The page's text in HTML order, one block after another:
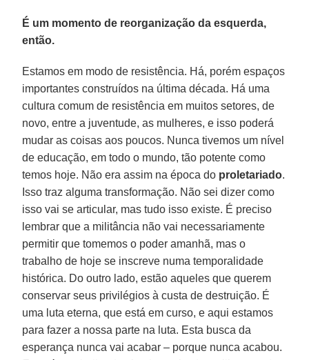
É um momento de reorganização da esquerda,
então.
Estamos em modo de resistência. Há, porém espaços
importantes construídos na última década. Há uma
cultura comum de resistência em muitos setores, de
novo, entre a juventude, as mulheres, e isso poderá
mudar as coisas aos poucos. Nunca tivemos um nível
de educação, em todo o mundo, tão potente como
temos hoje. Não era assim na época do proletariado.
Isso traz alguma transformação. Não sei dizer como
isso vai se articular, mas tudo isso existe. É preciso
lembrar que a militância não vai necessariamente
permitir que tomemos o poder amanhã, mas o
trabalho de hoje se inscreve numa temporalidade
histórica. Do outro lado, estão aqueles que querem
conservar seus privilégios à custa de destruição. É
uma luta eterna, que está em curso, e aqui estamos
para fazer a nossa parte na luta. Esta busca da
esperança nunca vai acabar – porque nunca acabou.